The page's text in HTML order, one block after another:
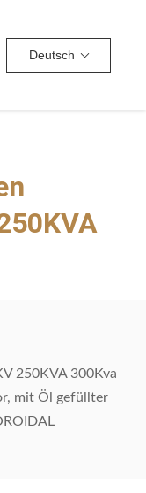
Deutsch
250KVA 300Kva
mit Öl gefüllter